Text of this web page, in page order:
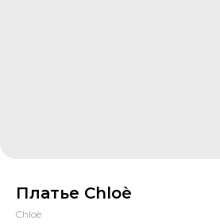
Платье Chloè
Chloè